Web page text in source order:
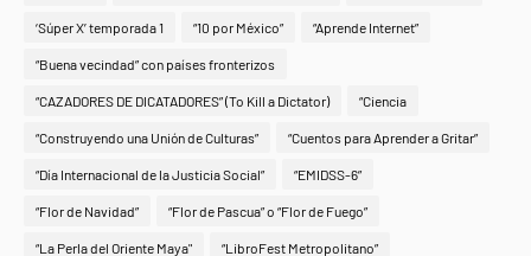
‘Súper X’ temporada 1 “10 por México” “Aprende Internet”
“Buena vecindad” con países fronterizos
“CAZADORES DE DICATADORES” (To Kill a Dictator) “Ciencia
“Construyendo una Unión de Culturas” “Cuentos para Aprender a Gritar”
“Día Internacional de la Justicia Social” “EMIDSS-6”
“Flor de Navidad” “Flor de Pascua” o “Flor de Fuego”
“La Perla del Oriente Maya" “LibroFest Metropolitano”